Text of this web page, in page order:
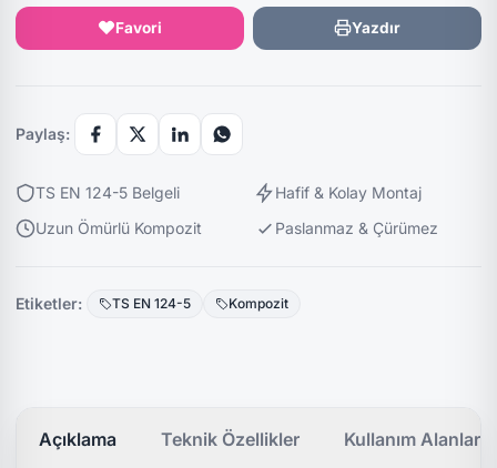
Favori Yazdır
Paylaş:
TS EN 124-5 Belgeli
Hafif & Kolay Montaj
Uzun Ömürlü Kompozit
Paslanmaz & Çürümez
Etiketler: TS EN 124-5 Kompozit
Açıklama Teknik Özellikler Kullanım Alanları